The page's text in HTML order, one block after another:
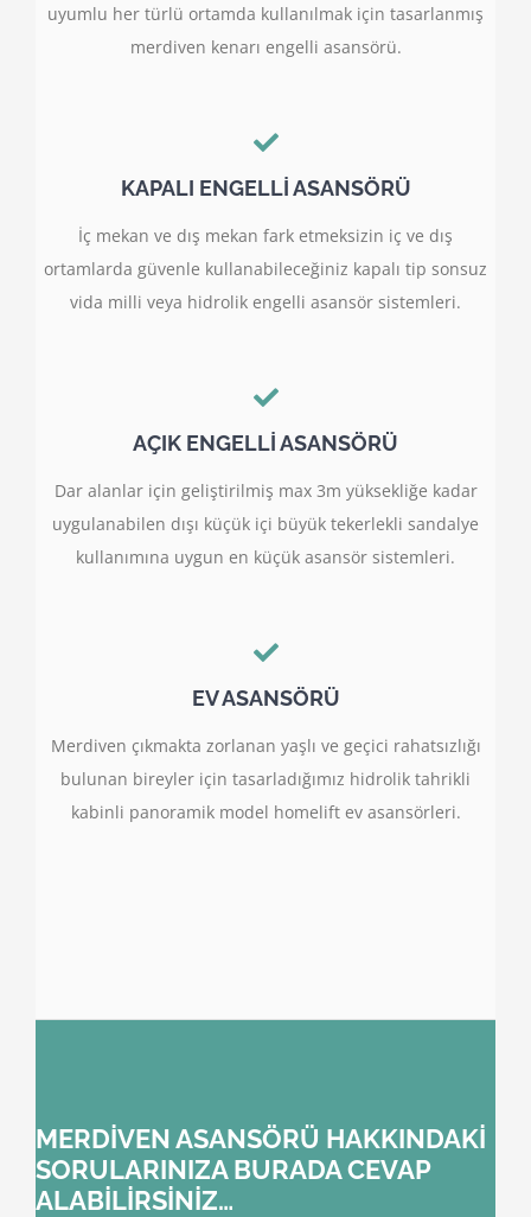
uyumlu her türlü ortamda kullanılmak için tasarlanmış
merdiven kenarı engelli asansörü.
KAPALI ENGELLİ ASANSÖRÜ
İç mekan ve dış mekan fark etmeksizin iç ve dış
ortamlarda güvenle kullanabileceğiniz kapalı tip sonsuz
vida milli veya hidrolik engelli asansör sistemleri.
AÇIK ENGELLİ ASANSÖRÜ
Dar alanlar için geliştirilmiş max 3m yüksekliğe kadar
uygulanabilen dışı küçük içi büyük tekerlekli sandalye
kullanımına uygun en küçük asansör sistemleri.
EV ASANSÖRÜ
Merdiven çıkmakta zorlanan yaşlı ve geçici rahatsızlığı
bulunan bireyler için tasarladığımız hidrolik tahrikli
kabinli panoramik model homelift ev asansörleri.
MERDİVEN ASANSÖRÜ HAKKINDAKİ
SORULARINIZA BURADA CEVAP
ALABİLİRSİNİZ…